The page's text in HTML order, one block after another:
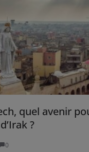
quel avenir
?
0